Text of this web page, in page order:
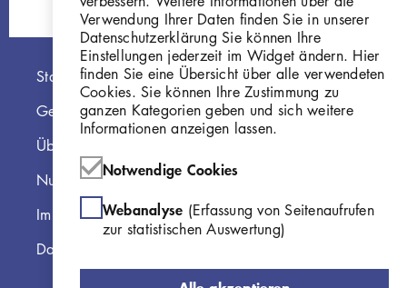
Hauptnavigation
Startseite
Georg Kolbe Museum
Über die Online Sammlung
Nutzungshinweise
Impressum
Datenschutzerklärung
Verwendung Ihrer Daten finden Sie in unserer
Datenschutzerklärung Sie können Ihre
Einstellungen jederzeit im Widget ändern. Hier
finden Sie eine Übersicht über alle verwendeten
Cookies. Sie können Ihre Zustimmung zu
ganzen Kategorien geben und sich weitere
Informationen anzeigen lassen.
Notwendige Cookies
Webanalyse (Erfassung von Seitenaufrufen
zur statistischen Auswertung)